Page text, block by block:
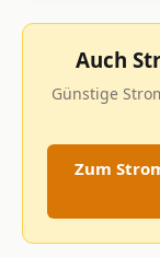
Auch
Günstige
Zum